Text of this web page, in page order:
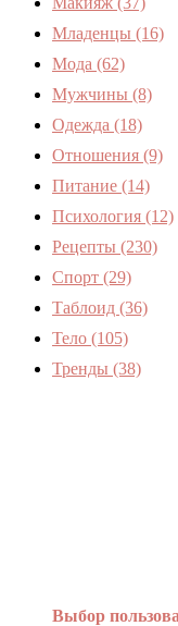
Младенцы (16)
Мода (62)
Мужчины (8)
Одежда (18)
Отношения (9)
Питание (14)
Психология (12)
Рецепты (230)
Спорт (29)
Таблоид (36)
Тело (105)
Тренды (38)
Выбор